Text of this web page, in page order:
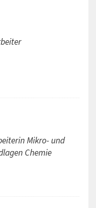
Mikro- und
Chemie